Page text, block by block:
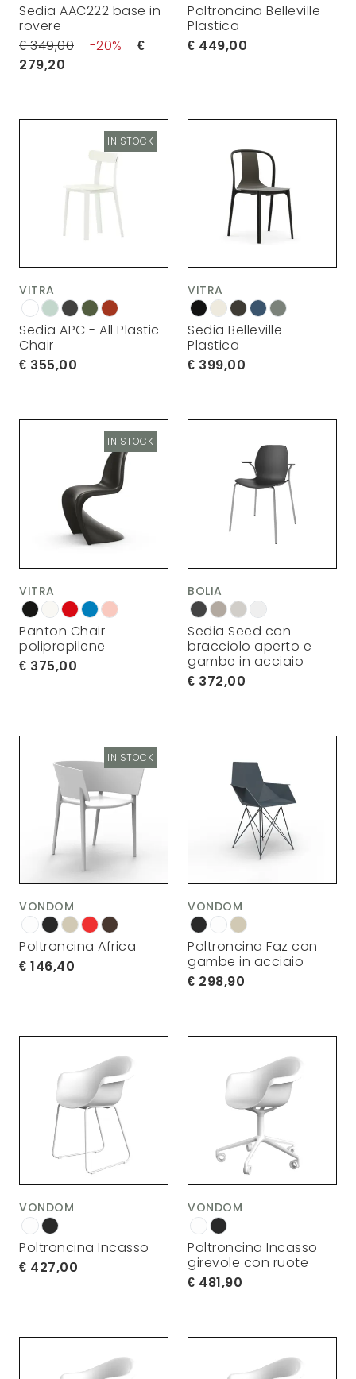
Sedia AAC222 base in
rovere
349,00
20
279,20
Poltroncina Belleville
Plastica
449,00
VITRA
Sedia APC - All Plastic
Chair
355,00
IN STOCK
VITRA
Sedia Belleville
Plastica
399,00
VITRA
Panton Chair
polipropilene
375,00
IN STOCK
BOLIA
Sedia Seed con
bracciolo aperto e
gambe in acciaio
372,00
VONDOM
Poltroncina Africa
146,40
IN STOCK
VONDOM
Poltroncina Faz con
gambe in acciaio
298,90
VONDOM
Poltroncina Incasso
427,00
VONDOM
Poltroncina Incasso
girevole con ruote
481,90